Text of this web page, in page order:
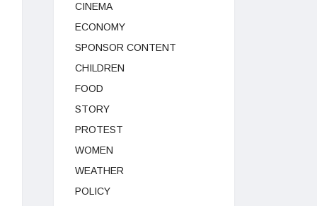
CINEMA
ECONOMY
SPONSOR CONTENT
CHILDREN
FOOD
STORY
PROTEST
WOMEN
WEATHER
POLICY